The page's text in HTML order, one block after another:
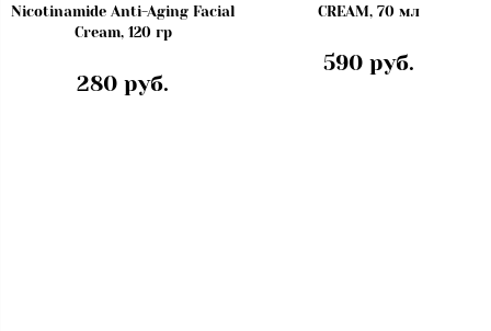
Nicotinamide Anti-Aging Facial
Cream, 120 гр
280 руб.
CREAM, 70 мл
590 руб.